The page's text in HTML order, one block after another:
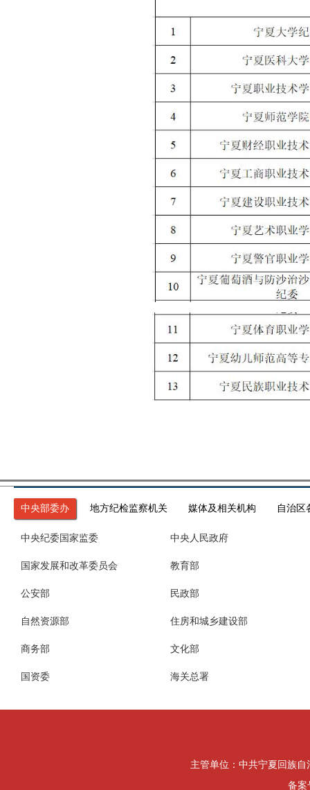
中央部委办 地方纪检监察机关 媒体及相关机构 自治区
中央纪委国家监委 中央人民政府
国家发展和改革委员会 教育部
公安部 民政部
自然资源部 住房和城乡建设部
商务部 文化部
国资委 海关总署
主管单位：中共宁夏回族自
备案